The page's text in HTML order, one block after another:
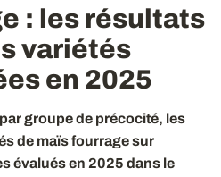
: les résultats
variétés
en 2025
groupe de précocité, les
de maïs fourrage sur
évalués en 2025 dans le